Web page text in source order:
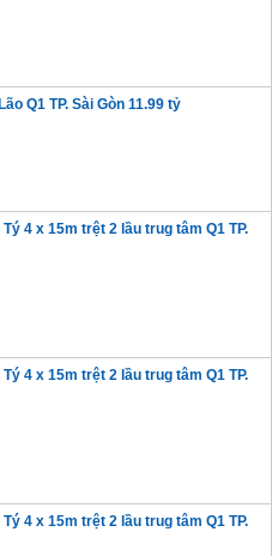
Q1 TP. Sài Gòn 11.99 tỷ
4 x 15m trệt 2 lầu trug tâm Q1 TP.
4 x 15m trệt 2 lầu trug tâm Q1 TP.
4 x 15m trệt 2 lầu trug tâm Q1 TP.